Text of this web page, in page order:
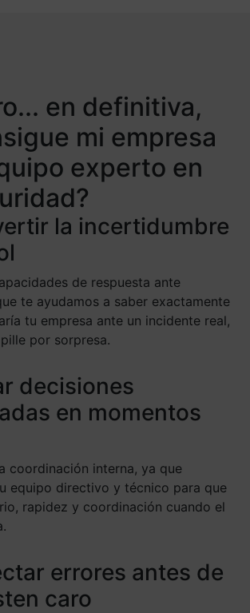
en definitiva,
mi empresa
experto en
la incertidumbre
de respuesta ante
te ayudamos a saber exactamente
tu empresa ante un incidente real,
por sorpresa.
decisiones
en momentos
coordinación interna, ya que
equipo directivo y técnico para que
rapidez y coordinación cuando el
errores antes de
caro